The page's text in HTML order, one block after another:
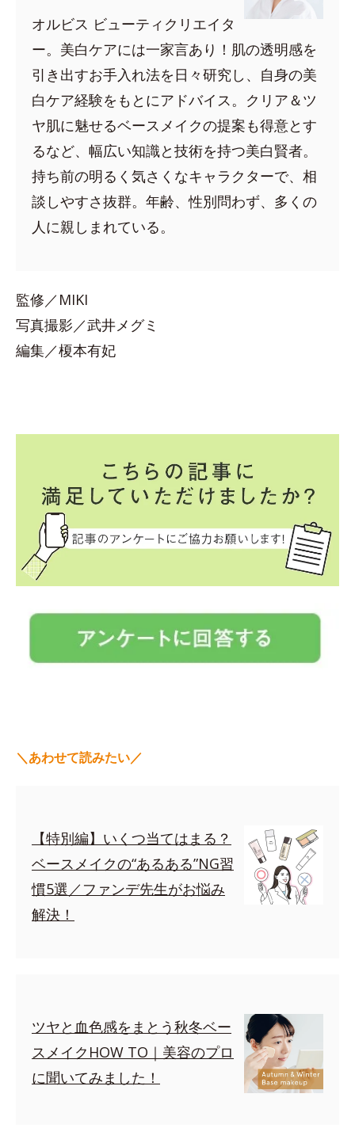
オルビス ビューティクリエイタ
ー。美白ケアには一家言あり！肌の透明感を
引き出すお手入れ法を日々研究し、自身の美
白ケア経験をもとにアドバイス。クリア＆ツ
ヤ肌に魅せるベースメイクの提案も得意とす
るなど、幅広い知識と技術を持つ美白賢者。
持ち前の明るく気さくなキャラクターで、相
談しやすさ抜群。年齢、性別問わず、多くの
人に親しまれている。
監修／MIKI
写真撮影／武井メグミ
編集／榎本有妃
＼あわせて読みたい／
【特別編】いくつ当てはまる？
ベースメイクの“あるある”NG習
慣5選／ファンデ先生がお悩み
解決！
ツヤと血色感をまとう秋冬ベー
スメイクHOW TO｜美容のプロ
に聞いてみました！